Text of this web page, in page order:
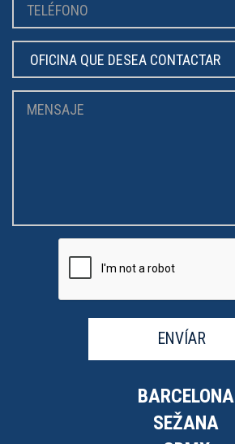
ENVÍAR
BARCELONA
SEŽANA